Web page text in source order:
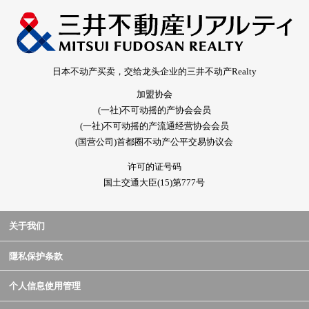
日本不动产买卖，交给龙头企业的三井不动产Realty
加盟协会
(一社)不可动摇的产协会会员
(一社)不可动摇的产流通经营协会会员
(国营公司)首都圈不动产公平交易协议会
许可的证号码
国土交通大臣(15)第777号
关于我们
隱私保护条款
个人信息使用管理